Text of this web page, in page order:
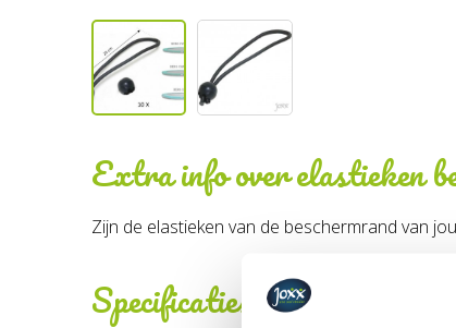
Extra info overelastieken
Zijn de elastieken van de beschermrand van
Specificaties